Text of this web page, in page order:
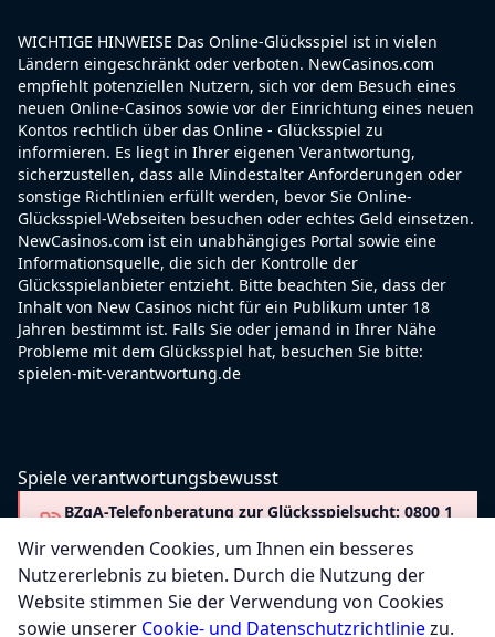
Wir verwenden Cookies, um Ihnen ein besseres
Nutzererlebnis zu bieten. Durch die Nutzung der
Website stimmen Sie der Verwendung von Cookies
sowie unserer Cookie- und Datenschutzrichtliniezu.
WICHTIGE HINWEISE Das Online-Glücksspiel ist in vielen
Ländern eingeschränkt oder verboten. NewCasinos.com
empfiehlt potenziellen Nutzern, sich vor dem Besuch eines
neuen Online-Casinos sowie vor der Einrichtung eines neuen
Kontos rechtlich über das Online - Glücksspiel zu
informieren. Es liegt in Ihrer eigenen Verantwortung,
sicherzustellen, dass alle Mindestalter Anforderungen oder
sonstige Richtlinien erfüllt werden, bevor Sie Online-
Glücksspiel-Webseiten besuchen oder echtes Geld einsetzen.
NewCasinos.com ist ein unabhängiges Portal sowie eine
Informationsquelle, die sich der Kontrolle der
Glücksspielanbieter entzieht. Bitte beachten Sie, dass der
Inhalt von New Casinos nicht für ein Publikum unter 18
Jahren bestimmt ist. Falls Sie oder jemand in Ihrer Nähe
Probleme mit dem Glücksspiel hat, besuchen Sie bitte:
spielen-mit-verantwortung.de
Spiele verantwortungsbewusst
BZgA-Telefonberatung zur Glücksspielsucht: 0800 1